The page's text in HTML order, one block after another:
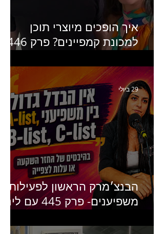
איך הופכים מיוצרי תוכן
למכונת קמפיינים? פרק 446
ומנהלת לשעבר של קהילת
היוצרים של טיקטוק
הבנצ׳מרק הראשון לפעילות
משפיענים- פרק 445 עם לינוי
Humanz ישראל
29 ביולי